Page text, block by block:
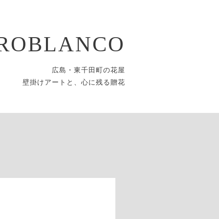
広島・東千田町の花屋
壁掛けアートと、心に残る贈花